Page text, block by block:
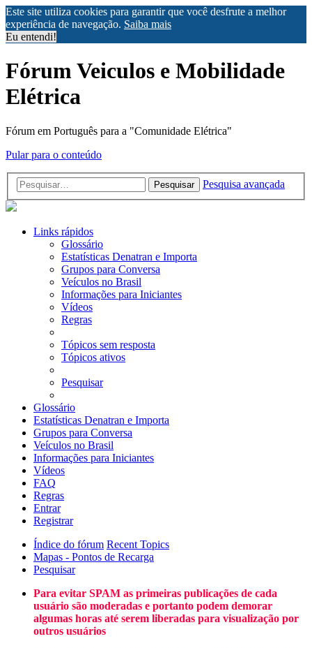
Este site utiliza cookies para garantir que você desfrute a melhor
experiência de navegação. Saiba mais
Eu entendi!
Fórum Veiculos e Mobilidade
Elétrica
Fórum em Português para a "Comunidade Elétrica"
Pular para o conteúdo
Pesquisar Pesquisa avançada
Links rápidos
Glossário
Estatísticas Denatran e Importa
Grupos para Conversa
Veículos no Brasil
Informações para Iniciantes
Vídeos
Regras
Tópicos sem resposta
Tópicos ativos
Pesquisar
Glossário
Estatísticas Denatran e Importa
Grupos para Conversa
Veículos no Brasil
Informações para Iniciantes
Vídeos
FAQ
Regras
Entrar
Registrar
Índice do fórum Recent Topics
Mapas - Pontos de Recarga
Pesquisar
Para evitar SPAM as primeiras publicações de cada
usuário são moderadas e portanto podem demorar
algumas horas até serem liberadas para visualização por
outros usuários